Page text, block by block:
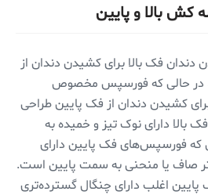
بالا و پایین
فک بالا برای کشیدن دندان از
در حالی که فورسپس مخصوص
کشیدن دندان از فک پایین طراحی
دارای نوک تیز و خمیده به
که فورسپس‌های فک پایین دارای
صاف یا منحنی به سمت پایین است.
اغلب دارای چنگال گسترده‌تری